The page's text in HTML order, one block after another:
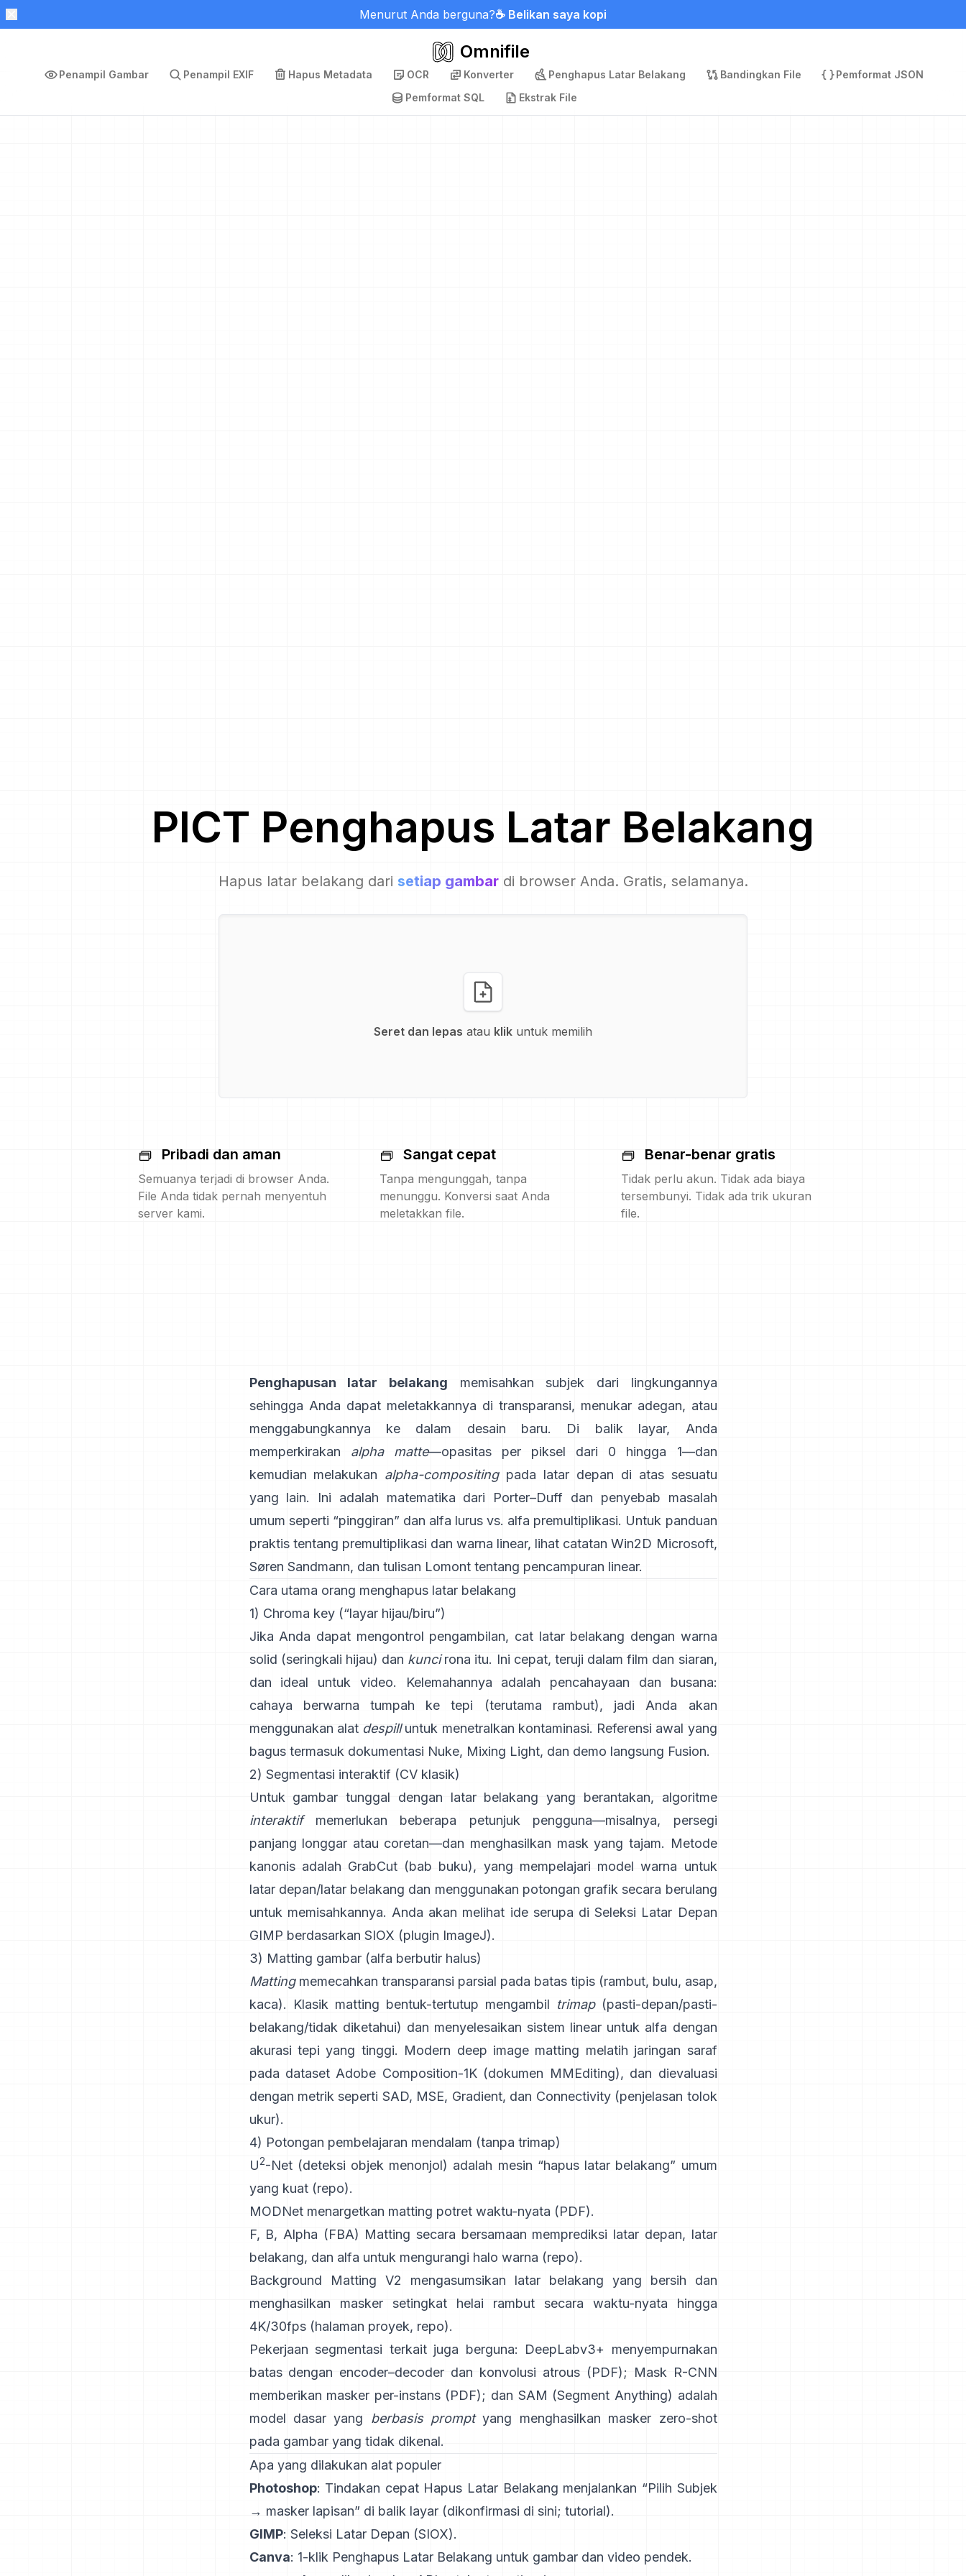
Menurut Anda berguna?☕ Belikan saya kopi
Omnifile
Penampil Gambar Penampil EXIF Hapus Metadata OCR Konverter Penghapus Latar Belakang Bandingkan File
Pemformat JSON
Pemformat SQL
Ekstrak File
PICT Penghapus Latar Belakang
Hapus latar belakang dari setiap gambar di browser Anda. Gratis, selamanya.
Seret dan lepas atau klik untuk memilih
Pribadi dan aman
Semuanya terjadi di browser Anda.
File Anda tidak pernah menyentuh
server kami.
Sangat cepat
Tanpa mengunggah, tanpa
menunggu. Konversi saat Anda
meletakkan file.
Benar-benar gratis
Tidak perlu akun. Tidak ada biaya
tersembunyi. Tidak ada trik ukuran
file.
Penghapusan latar belakang memisahkan subjek dari lingkungannya
sehingga Anda dapat meletakkannya di transparansi, menukar adegan, atau
menggabungkannya ke dalam desain baru. Di balik layar, Anda
memperkirakan
alpha matte—opasitas per piksel dari 0 hingga 1—dan
kemudian melakukan alpha-compositingpada latar depan di atas sesuatu
yang lain. Ini adalah matematika dari Porter–Duff dan penyebab masalah
umum seperti “pinggiran” dan alfa lurus vs. alfa premultiplikasi. Untuk panduan
praktis tentang premultiplikasi dan warna linear, lihat catatan Win2D Microsoft,
Søren Sandmann, dan tulisan Lomont tentang pencampuran linear.
Cara utama orang menghapus latar belakang
1) Chroma key (“layar hijau/biru”)
Jika Anda dapat mengontrol pengambilan, cat latar belakang dengan warna
solid (seringkali hijau) dan kuncirona itu. Ini cepat, teruji dalam film dan siaran,
dan ideal untuk video. Kelemahannya adalah pencahayaan dan busana:
cahaya berwarna tumpah ke tepi (terutama rambut), jadi Anda akan
menggunakan alat despilluntuk menetralkan kontaminasi. Referensi awal yang
bagus termasuk dokumentasi Nuke, Mixing Light, dan demo langsung Fusion.
2) Segmentasi interaktif (CV klasik)
Untuk gambar tunggal dengan latar belakang yang berantakan, algoritme
interaktifmemerlukan beberapa petunjuk pengguna—misalnya, persegi
panjang longgar atau coretan—dan menghasilkan mask yang tajam. Metode
kanonis adalah GrabCut (bab buku), yang mempelajari model warna untuk
latar depan/latar belakang dan menggunakan potongan grafik secara berulang
untuk memisahkannya. Anda akan melihat ide serupa diSeleksi Latar Depan
GIMP berdasarkan SIOX (plugin ImageJ).
3) Matting gambar (alfa berbutir halus)
Mattingmemecahkan transparansi parsial pada batas tipis (rambut, bulu, asap,
kaca). Klasik matting bentuk-tertutup mengambil trimap(pasti-depan/pasti-
belakang/tidak diketahui) dan menyelesaikan sistem linear untuk alfa dengan
akurasi tepi yang tinggi. Modern deep image matting melatih jaringan saraf
pada dataset Adobe Composition-1K(dokumen MMEditing), dan dievaluasi
dengan metrik seperti SAD, MSE, Gradient, dan Connectivity (penjelasan tolok
ukur).
4) Potongan pembelajaran mendalam (tanpa trimap)
U2-Net(deteksi objek menonjol) adalah mesin “hapus latar belakang” umum
yang kuat (repo).
MODNetmenargetkan matting potret waktu-nyata (PDF).
F, B, Alpha (FBA) Matting secara bersamaan memprediksi latar depan, latar
belakang, dan alfa untuk mengurangi halo warna (repo).
Background Matting V2 mengasumsikan latar belakang yang bersih dan
menghasilkan masker setingkat helai rambut secara waktu-nyata hingga
4K/30fps (halaman proyek, repo).
Pekerjaan segmentasi terkait juga berguna:
DeepLabv3+ menyempurnakan
batas dengan encoder–decoder dan konvolusi atrous (PDF);
Mask R-CNN
memberikan masker per-instans (PDF); dan SAM (Segment Anything) adalah
model dasar yang
berbasis promptyang menghasilkan masker zero-shot
pada gambar yang tidak dikenal.
Apa yang dilakukan alat populer
Photoshop: Tindakan cepat Hapus Latar Belakang menjalankan “Pilih Subjek
→ masker lapisan” di balik layar (dikonfirmasi di sini; tutorial).
GIMP: Seleksi Latar Depan (SIOX).
Canva: 1-klik Penghapus Latar Belakang untuk gambar dan video pendek.